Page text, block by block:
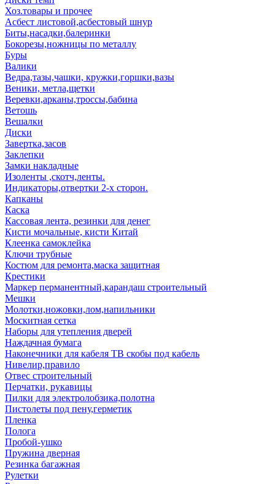
Хоз.товары и прочее
Асбест листовой,асбестовый шнур
Биты,насадки,балеринки
Бокорезы,ножницы по металлу
Буры
Валики
Ведра,тазы,чашки, кружки,горшки,вазы
Веники, метла,щетки
Веревки,арканы,троссы,бабина
Ветошь
Вешалки
Диски
Завертка,засов
Заклепки
Замки накладные
Изоленты ,скотч,ленты.
Индикаторы,отвертки 2-х сторон.
Капканы
Каска
Кассовая лента, резинки для денег
Кисти мочальные, кисти Китай
Клеенка самоклейка
Ключи трубные
Костюм для ремонта,маска защитная
Крестики
Маркер перманентный,карандаш строительный
Мешки
Молотки,ножовки,лом,напильники
Москитная сетка
Наборы для утепления дверей
Наждачная бумага
Наконечники для кабеля ТВ скобы под кабель
Нивелир,правило
Отвес строительный
Перчатки, рукавицы
Пилки для электролобзика,полотна
Пистолеты под пену,герметик
Пленка
Полога
Пробой-ушко
Пружина дверная
Резинка багажная
Рулетки